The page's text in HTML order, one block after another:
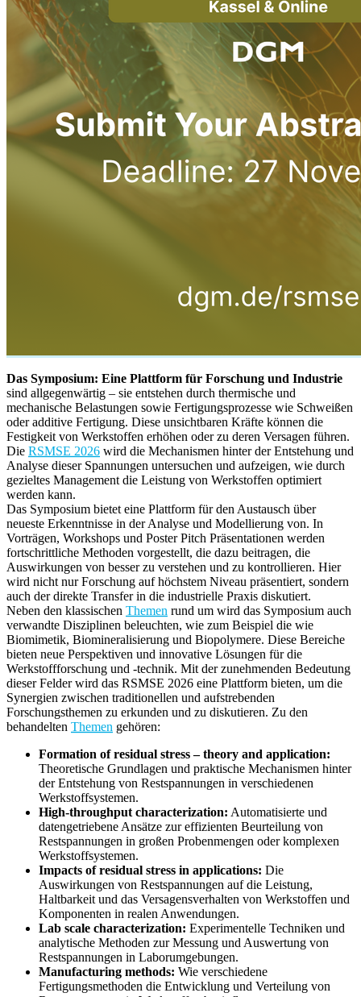
Das Symposium: Eine Plattform für Forschung und Industrie
sind allgegenwärtig – sie entstehen durch thermische und
mechanische Belastungen sowie Fertigungsprozesse wie Schweißen
oder additive Fertigung. Diese unsichtbaren Kräfte können die
Festigkeit von Werkstoffen erhöhen oder zu deren Versagen führen.
Die RSMSE 2026 wird die Mechanismen hinter der Entstehung und
Analyse dieser Spannungen untersuchen und aufzeigen, wie durch
gezieltes Management die Leistung von Werkstoffen optimiert
werden kann.
Das Symposium bietet eine Plattform für den Austausch über
neueste Erkenntnisse in der Analyse und Modellierung von. In
Vorträgen, Workshops und Poster Pitch Präsentationen werden
fortschrittliche Methoden vorgestellt, die dazu beitragen, die
Auswirkungen von besser zu verstehen und zu kontrollieren. Hier
wird nicht nur Forschung auf höchstem Niveau präsentiert, sondern
auch der direkte Transfer in die industrielle Praxis diskutiert.
Neben den klassischen Themen rund um wird das Symposium auch
verwandte Disziplinen beleuchten, wie zum Beispiel die wie
Biomimetik, Biomineralisierung und Biopolymere. Diese Bereiche
bieten neue Perspektiven und innovative Lösungen für die
Werkstoffforschung und -technik. Mit der zunehmenden Bedeutung
dieser Felder wird das RSMSE 2026 eine Plattform bieten, um die
Synergien zwischen traditionellen und aufstrebenden
Forschungsthemen zu erkunden und zu diskutieren. Zu den
behandelten Themen gehören:
Formation of residual stress – theory and application:
Theoretische Grundlagen und praktische Mechanismen hinter
der Entstehung von Restspannungen in verschiedenen
Werkstoffsystemen.
High-throughput characterization: Automatisierte und
datengetriebene Ansätze zur effizienten Beurteilung von
Restspannungen in großen Probenmengen oder komplexen
Werkstoffsystemen.
Impacts of residual stress in applications: Die
Auswirkungen von Restspannungen auf die Leistung,
Haltbarkeit und das Versagensverhalten von Werkstoffen und
Komponenten in realen Anwendungen.
Lab scale characterization: Experimentelle Techniken und
analytische Methoden zur Messung und Auswertung von
Restspannungen in Laborumgebungen.
Manufacturing methods: Wie verschiedene
Fertigungsmethoden die Entwicklung und Verteilung von